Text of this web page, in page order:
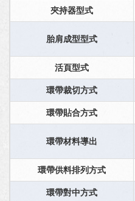
夾持器型式
胎肩成型型式
活頁型式
環帶裁切方式
環帶貼合方式
環帶材料導出
環帶供料排列方式
環帶對中方式